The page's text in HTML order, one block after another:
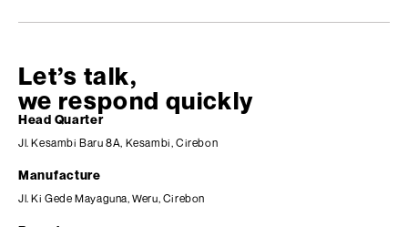
Let’s talk,
we respond quickly
Head Quarter
Jl. Kesambi Baru 8A, Kesambi, Cirebon
Manufacture
Jl. Ki Gede Mayaguna, Weru, Cirebon